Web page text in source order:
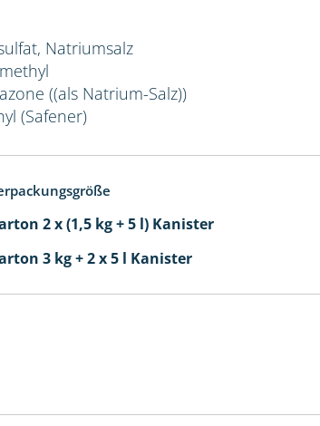
Natriumsalz
((als Natrium-Salz))
(Safener)
2 x (1,5 kg + 5 l) Kanister
3 kg + 2 x 5 l Kanister